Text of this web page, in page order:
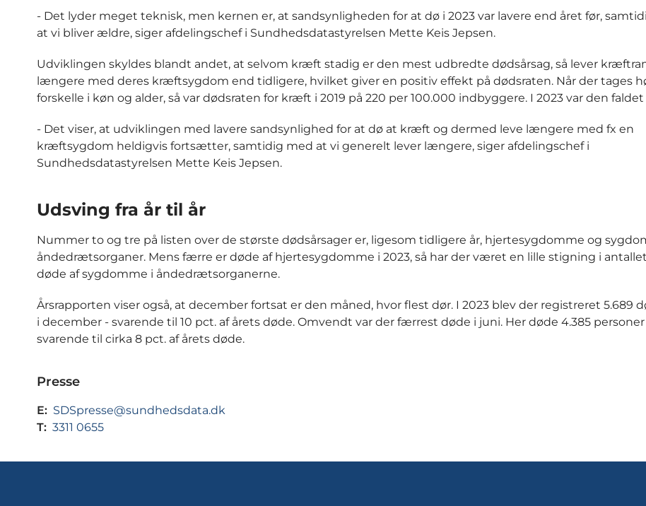
- Det lyder meget teknisk, men kernen er, at sandsynligheden for at dø i 2023 var lavere end året før,
at vi bliver ældre, siger afdelingschef i Sundhedsdatastyrelsen Mette Keis Jepsen.
Udviklingen skyldes blandt andet, at selvom kræft stadig er den mest udbredte dødsårsag, så lever
længere med deres kræftsygdom end tidligere, hvilket giver en positiv effekt på dødsraten. Når der tages
forskelle i køn og alder, så var dødsraten for kræft i 2019 på 220 per 100.000 indbyggere. I 2023 var den faldet
- Det viser, at udviklingen med lavere sandsynlighed for at dø at kræft og dermed leve længere med fx en
kræftsygdom heldigvis fortsætter, samtidig med at vi generelt lever længere, siger afdelingschef i
Sundhedsdatastyrelsen Mette Keis Jepsen.
Udsving fra år til år
Nummer to og tre på listen over de største dødsårsager er, ligesom tidligere år, hjertesygdomme og
åndedrætsorganer. Mens færre er døde af hjertesygdomme i 2023, så har der været en lille stigning i
døde af sygdomme i åndedrætsorganerne.
Årsrapporten viser også, at december fortsat er den måned, hvor flest dør. I 2023 blev der registreret 5.689
i december - svarende til 10 pct. af årets døde. Omvendt var der færrest døde i juni. Her døde 4.385 personer
svarende til cirka 8 pct. af årets døde.
Presse
E: SDSpresse@sundhedsdata.dk
T: 3311 0655